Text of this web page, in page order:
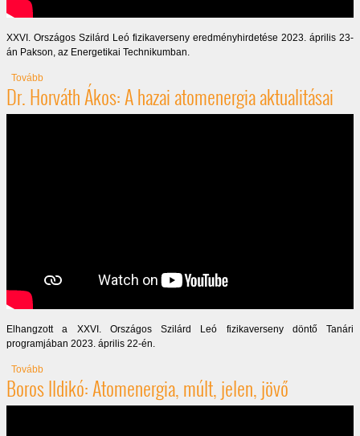
XXVI. Országos Szilárd Leó fizikaverseny eredményhirdetése 2023. április 23-
án Pakson, az Energetikai Technikumban.
Tovább(Országos Szilárd Leó fizikaverseny eredményhirdetése, 2023)
Dr. Horváth Ákos: A hazai atomenergia aktualitásai
Elhangzott a XXVI. Országos Szilárd Leó fizikaverseny döntő Tanári
programjában 2023. április 22-én.
Tovább(Dr. Horváth Ákos: A hazai atomenergia aktualitásai)
Boros Ildikó: Atomenergia, múlt, jelen, jövő